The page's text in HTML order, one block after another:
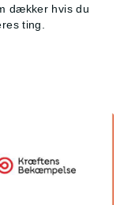
dækker hvis du
ting.